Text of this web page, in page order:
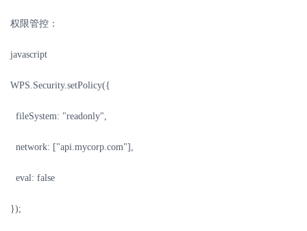
权限管控：
javascript
WPS.Security.setPolicy({
fileSystem: "readonly",
network: ["api.mycorp.com"],
eval: false
});